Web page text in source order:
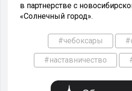
в партнерстве с
«Солнечный город».
#чебоксары
#наставничество